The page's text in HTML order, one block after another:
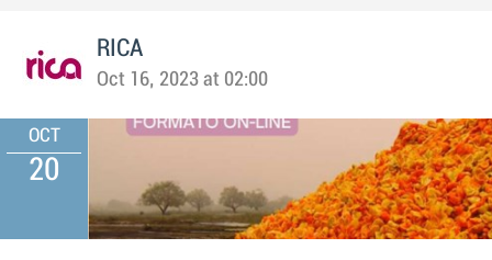
RICA
Oct 16, 2023 at 02:00
OCT
20